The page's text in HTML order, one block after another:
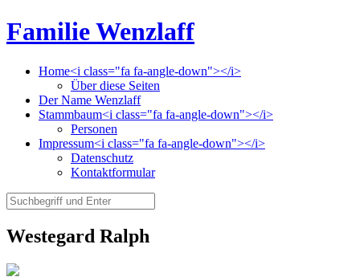
Familie Wenzlaff
Home<i class="fa fa-angle-down"></i>
Über diese Seiten
Der Name Wenzlaff
Stammbaum<i class="fa fa-angle-down"></i>
Personen
Impressum<i class="fa fa-angle-down"></i>
Datenschutz
Kontaktformular
Westegard Ralph